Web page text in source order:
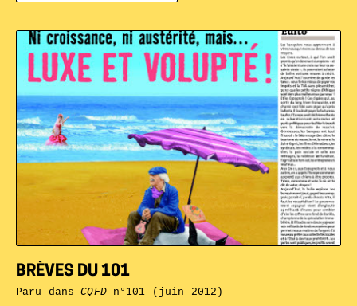
BRÈVES DU 101
Paru dansCQFDn°101 (juin 2012)